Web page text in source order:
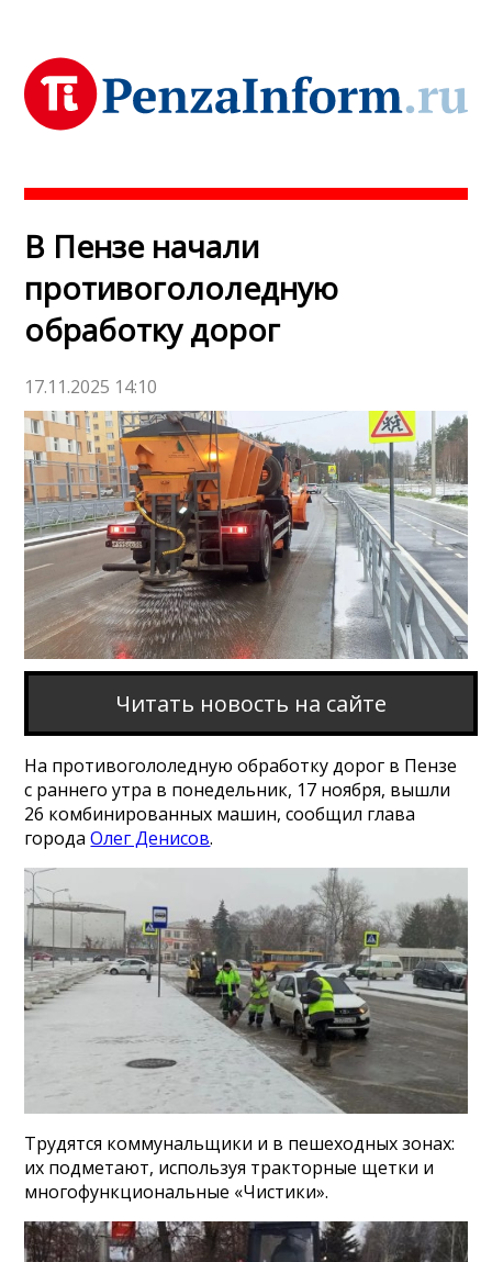
В Пензе начали
противогололедную
обработку дорог
17.11.2025 14:10
Читать новость на сайте
На противогололедную обработку дорог в Пензе
с раннего утра в понедельник, 17 ноября, вышли
26 комбинированных машин, сообщил глава
городаОлег Денисов.
Трудятся коммунальщики и в пешеходных зонах:
их подметают, используя тракторные щетки и
многофункциональные «Чистики».